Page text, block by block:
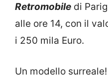
Retromobile di
alle ore 14, con il
i 250 mila Euro.
Un modello